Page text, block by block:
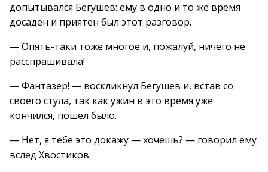
допытывался Бегушев: ему в одно и то же время
досаден и приятен был этот разговор.
— Опять-таки тоже многое и, пожалуй, ничего не
расспрашивала!
— Фантазер! — воскликнул Бегушев и, встав со
своего стула, так как ужин в это время уже
кончился, пошел было.
— Нет, я тебе это докажу — хочешь? — говорил ему
вслед Хвостиков.